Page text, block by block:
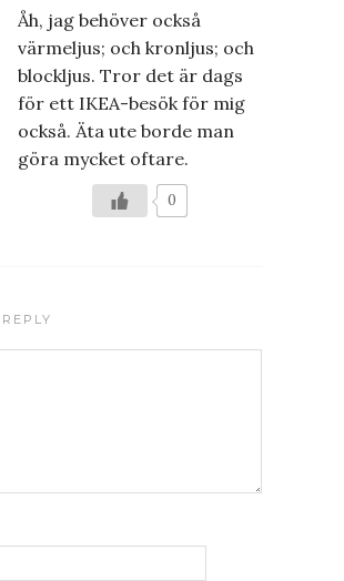
Åh, jag behöver också
värmeljus; och kronljus; och
blockljus. Tror det är dags
för ett IKEA-besök för mig
också. Äta ute borde man
göra mycket oftare.
0